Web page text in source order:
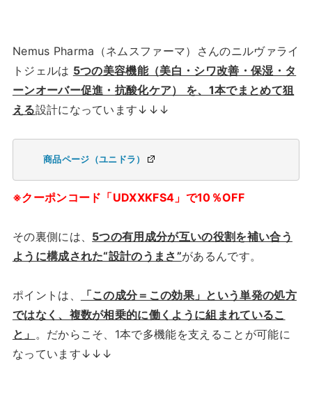
Nemus Pharma（ネムスファーマ）さんのニルヴァライ
トジェルは 5つの美容機能（美白・シワ改善・保湿・タ
ーンオーバー促進・抗酸化ケア） を、1本でまとめて狙
える設計になっています↓↓↓
商品ページ（ユニドラ）
※クーポンコード「UDXXKFS4」で10％OFF
その裏側には、 5つの有用成分が互いの役割を補い合う
ように構成された“設計のうまさ”があるんです。
ポイントは、
「この成分＝この効果」という単発の処方
ではなく、複数が相乗的に働くように組まれているこ
と」 。だからこそ、1本で多機能を支えることが可能に
なっています↓↓↓